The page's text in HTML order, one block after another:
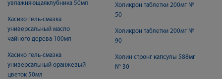
увлажняющаяклубника 50мл
Хасико гель-смазка
универсальный масло
чайного дерева 100мл
Хасико гель-смазка
универсальный оранжевый
цветок 50мл
Холикрон таблетки 200мг №
50
Холикрон таблетки 200мг №
90
Холин стронг капсулы 588мг
№ 30